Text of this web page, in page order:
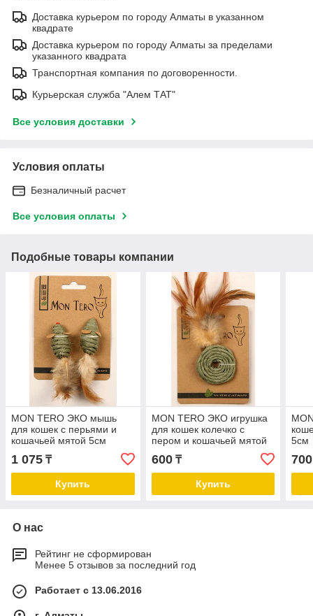
Доставка курьером по городу Алматы в указанном
квадрате
Доставка курьером по городу Алматы за пределами
указанного квадрата
Транспортная компания по договоренности.
Курьерская служба "Алем ТАТ"
Все условия доставки
Условия оплаты
Безналичный расчет
Все условия оплаты
Подобные товары компании
MON TERO ЭКО мышь
для кошек с перьями и
кошачьей мятой 5см
1 075 ₸
Купить
MON TERO ЭКО игрушка
для кошек колечко с
пером и кошачьей мятой
600₸
Купить
5см
700
О нас
Рейтинг не сформирован
Менее 5 отзывов за последний год
Работает с 13.06.2016